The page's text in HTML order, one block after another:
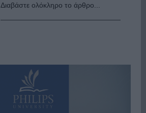
Διαβάστε ολόκληρο το άρθρο...